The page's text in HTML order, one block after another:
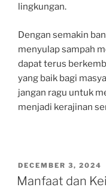
lingkungan.
Dengan semakin
menyulap sampah
dapat terus
yang baik bagi
jangan ragu untuk
menjadi kerajinan
POSTED
ON
DECEMBER 3, 2024
Manfaat dan